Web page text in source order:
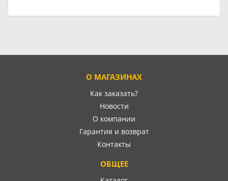
О МАГАЗИНАХ
Как заказать?
Новости
О компании
Гарантия и возврат
Контакты
ОБЩЕЕ